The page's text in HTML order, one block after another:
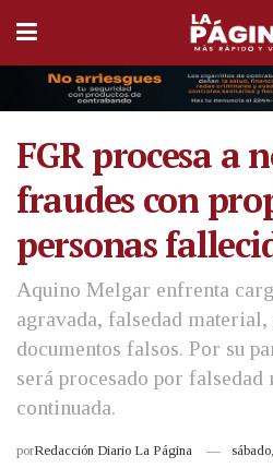
FGR procesa a
fraudes con
personas
Aquino Melgar enfrenta
agravada, falsedad material,
documentos falsos. Por su
será procesado por
continuada.
porRedacción Diario La Página